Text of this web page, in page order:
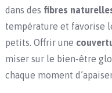
dans des fibres
température et favorise
petits. Offrir une
miser sur le bien-être
chaque moment